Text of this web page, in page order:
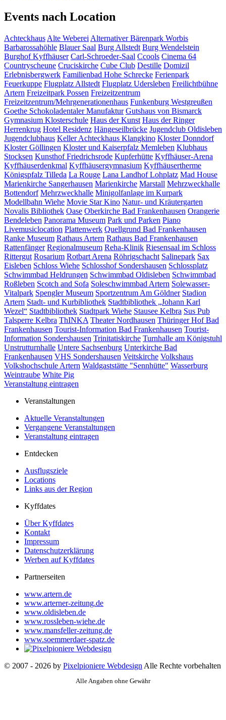
Events nach Location
Achteckhaus Alte Weberei Alternativer Bärenpark Worbis
Barbarossahöhle Blauer Saal Burg Allstedt Burg Wendelstein
Burghof Kyffhäuser Carl-Schroeder-Saal Ccools Cinema 64
Countryscheune Cruciskirche Cube Club Destille Domizil
Erlebnisbergwerk Familienbad Hohe Schrecke Ferienpark
Feuerkuppe Flugplatz Allstedt Flugplatz Udersleben Freilichtbühne
Artern Freizeitpark Possen Freizeitzentrum
Freizeitzentrum/Mehrgenerationenhaus Funkenburg Westgreußen
Goethe Schokoladentaler Manufaktur Gutshaus von Bismarck
Gymnasium Klosterschule Haus der Kunst Haus der Ringer
Herrenkrug Hotel Residenz Hängeseilbrücke Jugendclub Oldisleben
Jugendclubhaus Keller Achteckhaus Klangkino Kloster Donndorf
Kloster Göllingen Kloster und Kaiserpfalz Memleben Klubhaus
Stocksen Kunsthof Friedrichsrode Kupferhütte Kyffhäuser-Arena
Kyffhäuserdenkmal Kyffhäusergymnasium Kyffhäusertherme
Königspfalz Tilleda La Rouge Lana LandhofLohplatz Mad House
Marienkirche Sangerhausen Marienkirche Marstall Mehrzweckhalle
Bottendorf Mehrzweckhalle Minigolfanlage im Kurpark
Modellbahn Wiehe Movie Star Kino Natur- und Kräutergarten
Novalis Bibliothek Oase Oberkirche Bad Frankenhausen Orangerie
Bendeleben Panorama Museum Park und Parken Piano
Livemusiclocation Plattenwerk Quellgrund Bad Frankenhausen
Ranke Museum Rathaus Artern Rathaus Bad Frankenhausen
Rattenfänger Regionalmuseum Reha-Klinik Riesensaal im Schloss
Rittergut Rosarium Rotbart Arena Röhrigschacht Salinepark Sax
Eisleben Schloss Wiehe Schlosshof Sondershausen Schlossplatz
Schwimmbad Heldrungen Schwimmbad Oldisleben Schwimmbad
Roßleben Scotch and Sofa Soleschwimmbad Artern Solewasser-
Vitalpark Spengler Museum Sportzentrum Am Göldner Stadion
Artern Stadt- und Kurbibliothek Stadtbibliothek „Johann Karl
Wezel“ Stadtbibliothek Stadtpark Wiehe Stausee Kelbra Sus Pub
Talsperre Kelbra ThINKA Theater Nordhausen Thüringer Hof Bad
Frankenhausen Tourist-Information Bad Frankenhausen Tourist-
Information Sondershausen Trinitatiskirche Turnhalle am Königstuhl
Unstrutturnhalle Untere Sachsenburg Unterkirche Bad
Frankenhausen VHS Sondershausen Veitskirche Volkshaus
Volkshochschule Artern Waldgaststätte "Sennhütte" Wasserburg
Weintraube White Pig
Veranstaltung eintragen
Veranstaltungen
Aktuelle Veranstaltungen
Vergangene Veranstaltungen
Veranstaltung eintragen
Entdecken
Ausflugsziele
Locations
Links aus der Region
Kyffdates
Über Kyffdates
Kontakt
Impressum
Datenschutzerklärung
Werben auf Kyffdates
Partnerseiten
www.artern.de
www.arterner-zeitung.de
www.oldisleben.de
www.rossleben-wiehe.de
www.mansfeller-zeitung.de
www.soemmerdaer-spatz.de
© 2007 - 2026 by Pixelpioniere Webdesign Alle Rechte vorbehalten
Alle Angaben ohne Gewähr